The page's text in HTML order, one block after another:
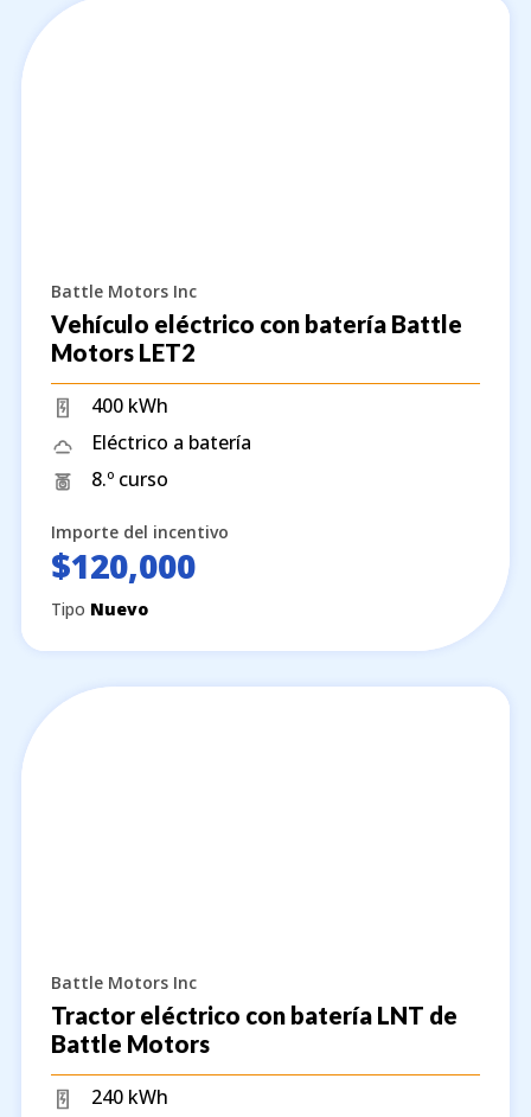
Battle Motors Inc
Vehículo eléctrico con batería Battle
Motors LET2
400 kWh
Eléctrico a batería
8.º curso
Importe del incentivo
$120,000
Tipo Nuevo
Battle Motors Inc
Tractor eléctrico con batería LNT de
Battle Motors
240 kWh